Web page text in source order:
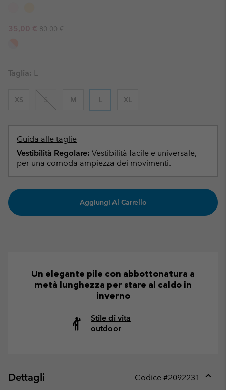
Sale price:
35,00 € Regular price:
80,00 €
Taglia: L
XS S M L XL
Guida alle taglie
Vestibilità Regolare: Vestibilità facile e universale,
per una comoda ampiezza dei movimenti.
Aggiungi Al Carrello
Un elegante pile con abbottonatura a
metà lunghezza per stare al caldo in
inverno
Stile di vita
outdoor
Dettagli Codice #2092231